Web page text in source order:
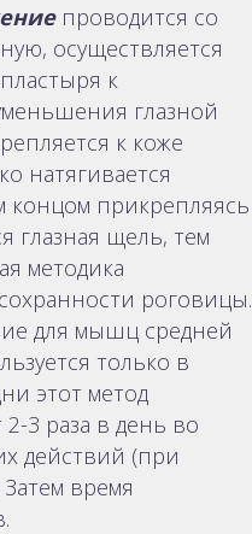
проводится со
осуществляется
к
глазной
к коже
натягивается
концом прикрепляясь
глазная щель, тем
методика
роговицы.
для мышц средней
только в
этот метод
3 раза в день во
действий (при
время